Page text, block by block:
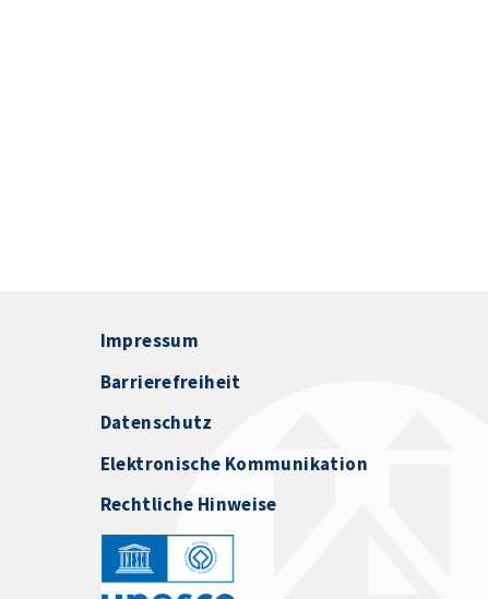
Impressum
Barrierefreiheit
Datenschutz
Elektronische Kommunikation
Rechtliche Hinweise